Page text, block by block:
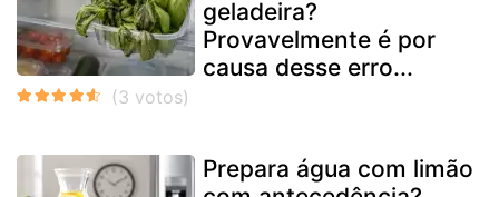
geladeira?
Provavelmente é por
causa desse erro...
Prepara água com limão